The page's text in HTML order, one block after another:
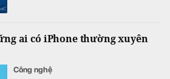
ai có iPhone thường xuyên
Công nghệ